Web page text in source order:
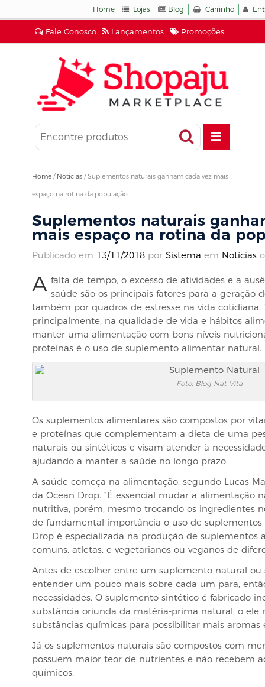
Fale Conosco Lançamentos Promoções
Home Lojas Blog Carrinho
Home / Notícias /Suplementos naturais ganham cada vez mais
espaço na rotina da população
Suplementos naturais
mais espaço na rotina da
Publicado em 13/11/2018 por Sistema em Notícias
A falta de tempo, o excesso de atividades e a
saúde são os principais fatores para a geração
também por quadros de estresse na vida cotidiana.
principalmente, na qualidade de vida e hábitos
manter uma alimentação com bons níveis
proteínas é o uso de suplemento alimentar natural.
Foto: Blog Nat Vita
Os suplementos alimentares são compostos por
e proteínas que complementam a dieta de uma
naturais ou sintéticos e visam atender à
ajudando a manter a saúde no longo prazo.
A saúde começa na alimentação, segundo Lucas
da Ocean Drop. “É essencial mudar a alimentação
nutritiva, porém, mesmo trocando os ingredientes
de fundamental importância o uso de suplementos
Drop é especializada na produção de suplementos
comuns, atletas, e vegetarianos ou veganos de
Antes de escolher entre um suplemento natural ou
entender um pouco mais sobre cada um para,
necessidades. O suplemento sintético é fabricado
substância oriunda da matéria-prima natural, o ele
substâncias químicas para possibilitar mais aromas
Já os suplementos naturais são compostos com
possuem maior teor de nutrientes e não recebem
químicos.